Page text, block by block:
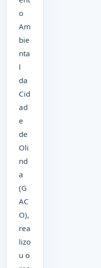
o
Am
bie
nta
l
da
Cid
ad
e
de
Oli
nd
a
(G
AC
O),
rea
lizo
u o